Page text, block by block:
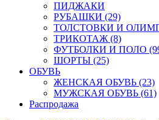
ПИДЖАКИ
РУБАШКИ (29)
ТОЛСТОВКИ И
ТРИКОТАЖ (8)
ФУТБОЛКИ И ПОЛО
ШОРТЫ (25)
ОБУВЬ
ЖЕНСКАЯ ОБУВЬ (23)
МУЖСКАЯ ОБУВЬ (61)
Распродажа